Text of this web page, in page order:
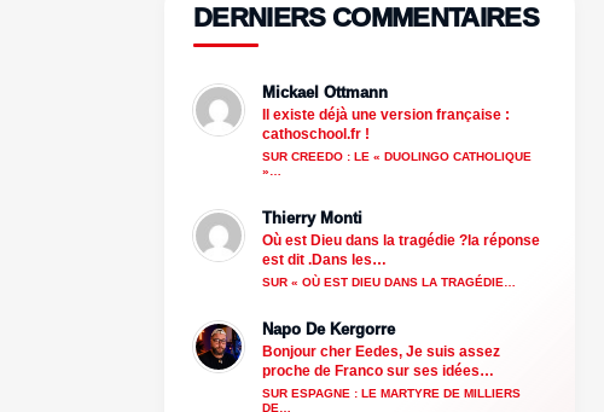
DERNIERS COMMENTAIRES
Mickael Ottmann
Il existe déjà une version française :
cathoschool.fr !
SUR CREEDO : LE « DUOLINGO CATHOLIQUE
»…
Thierry Monti
Où est Dieu dans la tragédie ?la réponse
est dit .Dans les…
SUR « OÙ EST DIEU DANS LA TRAGÉDIE…
Napo De Kergorre
Bonjour cher Eedes, Je suis assez
proche de Franco sur ses idées…
SUR ESPAGNE : LE MARTYRE DE MILLIERS
DE…